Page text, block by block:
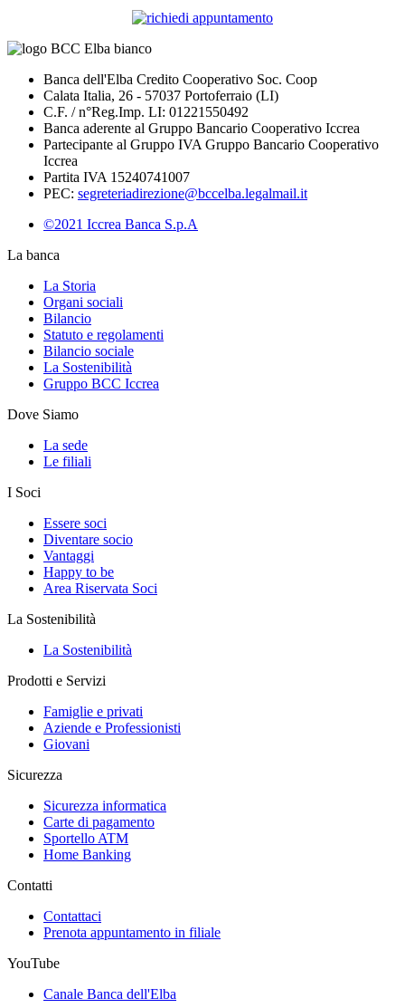
Banca dell'Elba Credito Cooperativo Soc. Coop
Calata Italia, 26 - 57037 Portoferraio (LI)
C.F. / n°Reg.Imp. LI: 01221550492
Banca aderente al Gruppo Bancario Cooperativo Iccrea
Partecipante al Gruppo IVA Gruppo Bancario Cooperativo
Iccrea
Partita IVA 15240741007
PEC: segreteriadirezione@bccelba.legalmail.it
©2021 Iccrea Banca S.p.A
La banca
La Storia
Organi sociali
Bilancio
Statuto e regolamenti
Bilancio sociale
La Sostenibilità
Gruppo BCC Iccrea
Dove Siamo
La sede
Le filiali
I Soci
Essere soci
Diventare socio
Vantaggi
Happy to be
Area Riservata Soci
La Sostenibilità
La Sostenibilità
Prodotti e Servizi
Famiglie e privati
Aziende e Professionisti
Giovani
Sicurezza
Sicurezza informatica
Carte di pagamento
Sportello ATM
Home Banking
Contatti
Contattaci
Prenota appuntamento in filiale
YouTube
Canale Banca dell'Elba